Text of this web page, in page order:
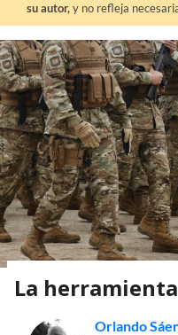
su autor,y no refleja
La
Orlando